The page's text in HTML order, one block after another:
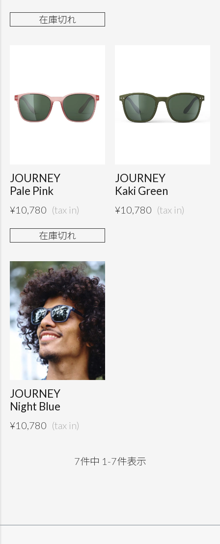
在庫切れ
JOURNEY
Pale Pink
¥10,780
在庫切れ
JOURNEY
Kaki Green
¥10,780
JOURNEY
Night Blue
¥10,780
7件中 1 -7件表示